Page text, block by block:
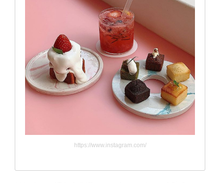
https://www.instagram.com/